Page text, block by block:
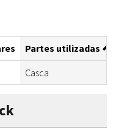
Partes utilizadas
Casca